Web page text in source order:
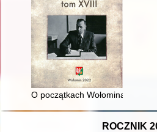
O początkach Wołomina
ROCZNIK